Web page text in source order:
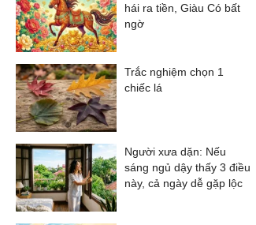
hái ra tiền, Giàu Có bất
ngờ
Trắc nghiệm chọn 1
chiếc lá
Người xưa dặn: Nếu
sáng ngủ dậy thấy 3 điều
này, cả ngày dễ gặp lộc